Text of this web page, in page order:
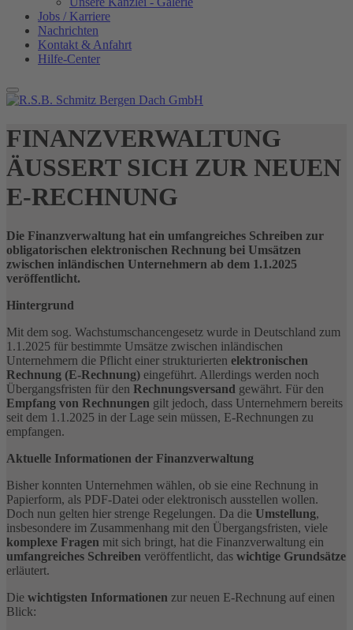
Jobs / Karriere
Nachrichten
Kontakt & Anfahrt
Hilfe-Center
FINANZVERWALTUNG
ÄUSSERT SICH ZUR NEUEN E
-RECHNUNG
Die Finanzverwaltung hat ein umfangreiches Schreiben zur
obligatorischen elektronischen Rechnung bei Umsätzen
zwischen inländischen Unternehmern ab dem 1.1.2025
veröffentlicht.
Hintergrund
Mit dem sog. Wachstumschancengesetz wurde in Deutschland zum
1.1.2025 für bestimmte Umsätze zwischen inländischen
Unternehmern die Pflicht einer strukturierten elektronischen
Rechnung (E-Rechnung) eingeführt. Allerdings werden noch
Übergangsfristen für den Rechnungsversand gewährt. Für den
Empfang von Rechnungen gilt jedoch, dass Unternehmern bereits
seit dem 1.1.2025 in der Lage sein müssen, E-Rechnungen zu
empfangen.
Aktuelle Informationen der Finanzverwaltung
Bisher konnten Unternehmen wählen, ob sie eine Rechnung in
Papierform, als PDF-Datei oder elektronisch ausstellen wollen.
Doch nun gelten hier strenge Regelungen. Da die Umstellung,
insbesondere im Zusammenhang mit den Übergangsfristen, viele
komplexe Fragen mit sich bringt, hat die Finanzverwaltung ein
umfangreiches Schreiben veröffentlicht, das wichtige Grundsätze
erläutert.
Die wichtigsten Informationen zur neuen E-Rechnung auf einen
Blick: